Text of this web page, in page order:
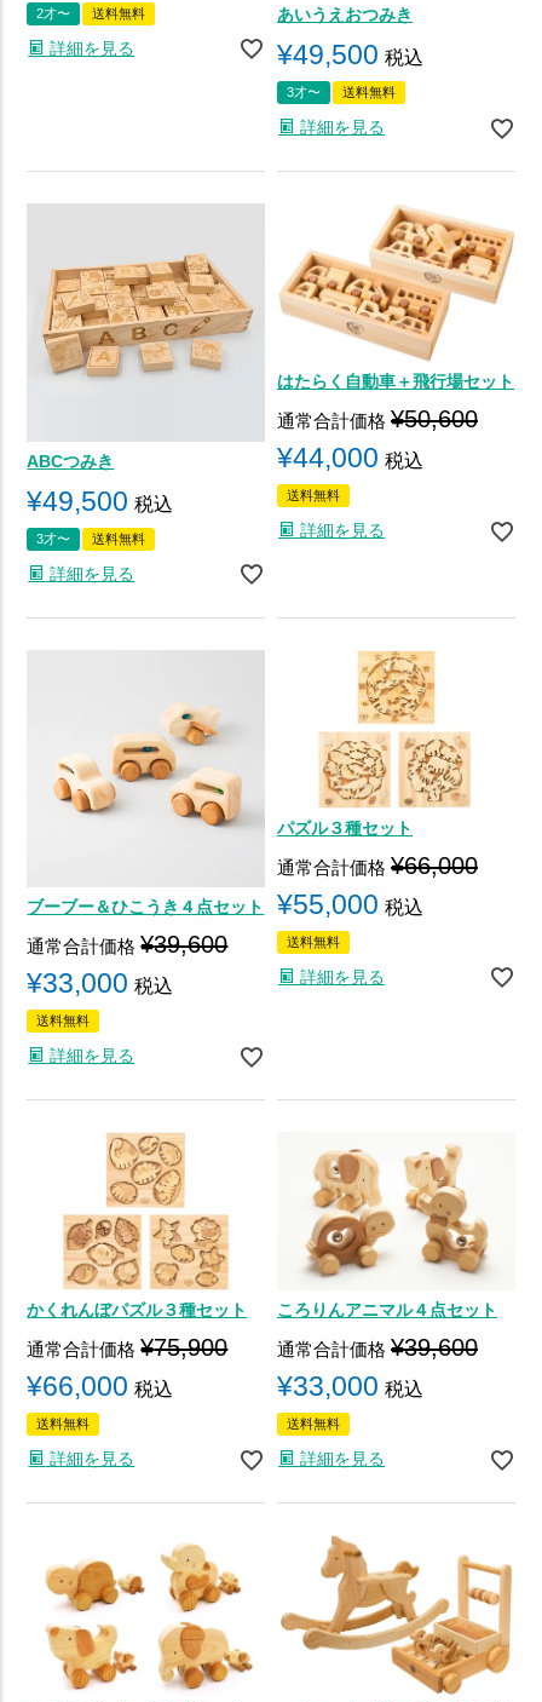
2才〜 送料無料
詳細を見る
あいうえおつみき
¥49,500 税込
3才〜 送料無料
詳細を見る
ABCつみき
¥49,500 税込
3才〜 送料無料
詳細を見る
はたらく自動車＋飛行場セット
通常合計価格 ¥50,600
¥44,000 税込
送料無料
詳細を見る
ブーブー＆ひこうき４点セット
通常合計価格 ¥39,600
¥33,000 税込
送料無料
詳細を見る
パズル３種セット
通常合計価格 ¥66,000
¥55,000 税込
送料無料
詳細を見る
かくれんぼパズル３種セット
通常合計価格 ¥75,900
¥66,000 税込
送料無料
詳細を見る
ころりんアニマル４点セット
通常合計価格 ¥39,600
¥33,000 税込
送料無料
詳細を見る